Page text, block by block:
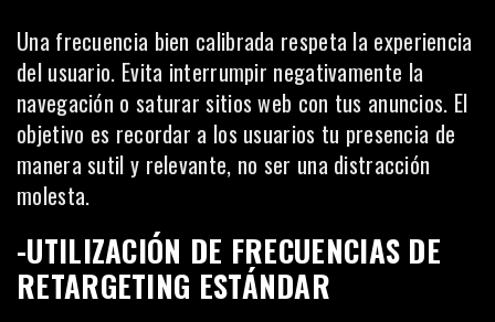
Una frecuencia bien calibrada respeta la experiencia
del usuario. Evita interrumpir negativamente la
navegación o saturar sitios web con tus anuncios. El
objetivo es recordar a los usuarios tu presencia de
manera sutil y relevante, no ser una distracción
molesta.
-UTILIZACIÓN DE FRECUENCIAS DE
RETARGETING ESTÁNDAR